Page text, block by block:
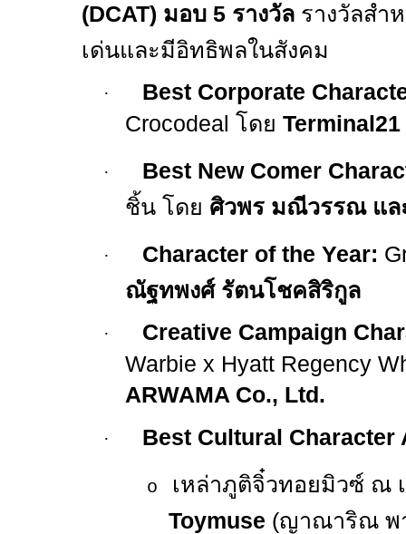
(DCAT) มอบ 5 รางวัล รางวัลสำ
เด่นและมีอิทธิพลในสังคม
·
Best Corporate
Crocodeal โดย
·
Best New Comer
ชิ้น โดย ศิวพร มณีวรรณ แล
· Character of the Year:
ณัฐทพงศ์ รัตนโชคสิริกูล
·
Creative Campaign
Warbie x Hyatt Regency
ARWAMA Co., Ltd.
· Best Cultural Character
o
เหล่าภูติจิ๋วทอยมิวซ์ ณ
Toymuse (ญาณาริณ พ